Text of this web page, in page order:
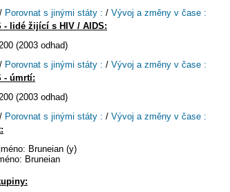
Porovnat s jinými státy : / Vývoj a změny v čase :
- lidé žijící s HIV / AIDS:
(2003 odhad)
Porovnat s jinými státy : / Vývoj a změny v čase :
- úmrtí:
(2003 odhad)
Porovnat s jinými státy : / Vývoj a změny v čase :
Bruneian (y)
Bruneian